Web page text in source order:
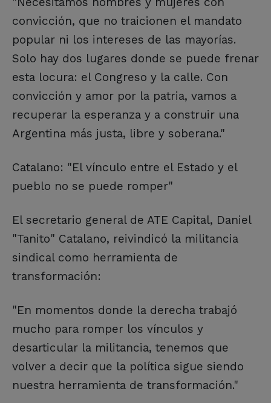
convicción, que no traicionen el mandato
popular ni los intereses de las mayorías.
Solo hay dos lugares donde se puede frenar
esta locura: el Congreso y la calle. Con
convicción y amor por la patria, vamos a
recuperar la esperanza y a construir una
Argentina más justa, libre y soberana."
Catalano: "El vínculo entre el Estado y el
pueblo no se puede romper"
El secretario general de ATE Capital, Daniel
"Tanito" Catalano, reivindicó la militancia
sindical como herramienta de
transformación:
"En momentos donde la derecha trabajó
mucho para romper los vínculos y
desarticular la militancia, tenemos que
volver a decir que la política sigue siendo
nuestra herramienta de transformación."